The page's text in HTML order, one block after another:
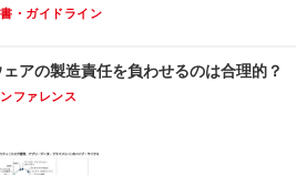
・ガイドライン
アの製造責任を負わせるのは合理的？
ファレンス